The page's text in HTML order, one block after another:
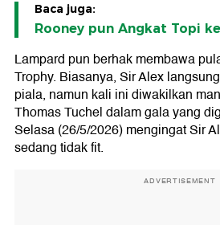
Baca juga:
Rooney pun Angkat Topi
Lampard pun berhak membawa
Trophy. Biasanya, Sir Alex
piala, namun kali ini diwakilkan
Thomas Tuchel dalam gala yang
Selasa (26/5/2026) mengingat Sir
sedang tidak fit.
ADVERTISEMENT